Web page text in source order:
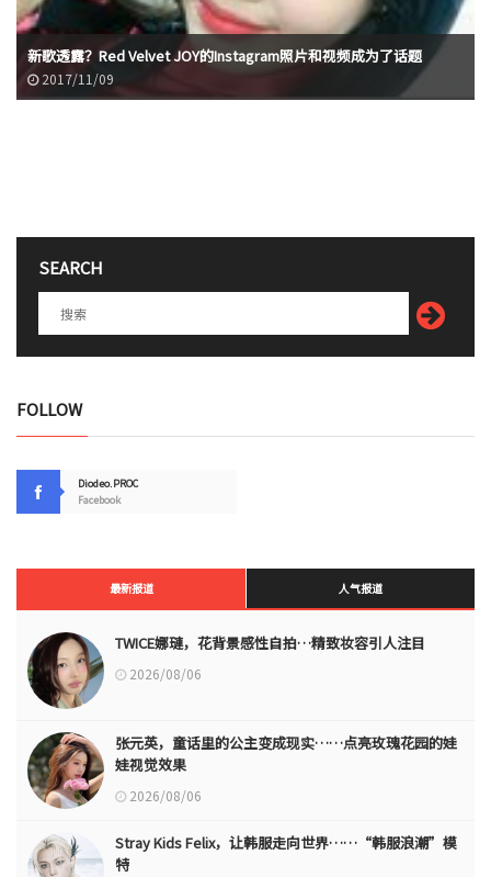
新歌透露？Red Velvet JOY的Instagram照片和视频成为了话题
2017/11/09
SEARCH
FOLLOW
Diodeo.PROC
Facebook
最新报道 人气报道
TWICE娜璉，花背景感性自拍…精致妆容引人注目
2026/08/06
张元英，童话里的公主变成现实……点亮玫瑰花园的娃
娃视觉效果
2026/08/06
Stray Kids Felix，让韩服走向世界……“韩服浪潮”模
特